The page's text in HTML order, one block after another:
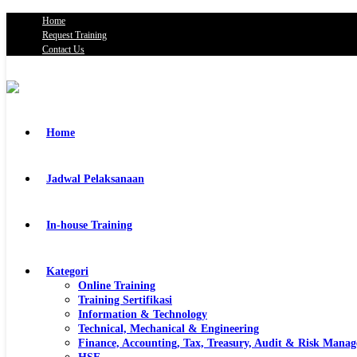
Home
Request Training
Contact Us
Home
Jadwal Pelaksanaan
In-house Training
Kategori
Online Training
Training Sertifikasi
Information & Technology
Technical, Mechanical & Engineering
Finance, Accounting, Tax, Treasury, Audit & Risk